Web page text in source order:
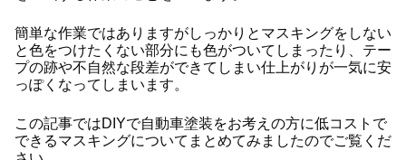
簡単な作業ではありますがしっかりとマスキングをしない
と色をつけたくない部分にも色がついてしまったり、テー
プの跡や不自然な段差ができてしまい仕上がりが一気に安
っぽくなってしまいます。
この記事ではDIYで自動車塗装をお考えの方に低コストで
できるマスキングについてまとめてみましたのでご覧くだ